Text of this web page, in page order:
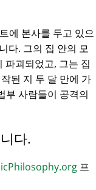
에 본사를 두고 있으
다. 그의 집 안의 모
파괴되었고, 그는 집
된 지 두 달 만에 가
부 사람들이 공격의
다.
프